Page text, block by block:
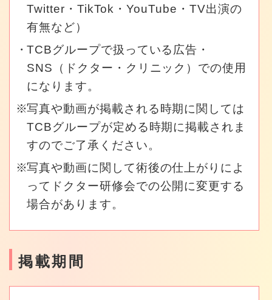
Twitter・TikTok・YouTube・TV出演の
有無など）
TCBグループで扱っている広告・
SNS（ドクター・クリニック）での使用
になります。
写真や動画が掲載される時期に関しては
TCBグループが定める時期に掲載されま
すのでご了承ください。
写真や動画に関して術後の仕上がりによ
ってドクター研修会での公開に変更する
場合があります。
掲載期間